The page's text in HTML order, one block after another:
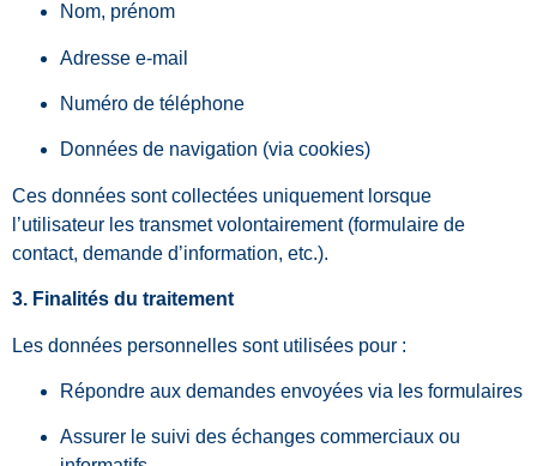
Nom, prénom
Adresse e-mail
Numéro de téléphone
Données de navigation (via cookies)
Ces données sont collectées uniquement lorsque
l’utilisateur les transmet volontairement (formulaire de
contact, demande d’information, etc.).
3. Finalités du traitement
Les données personnelles sont utilisées pour :
Répondre aux demandes envoyées via les formulaires
Assurer le suivi des échanges commerciaux ou